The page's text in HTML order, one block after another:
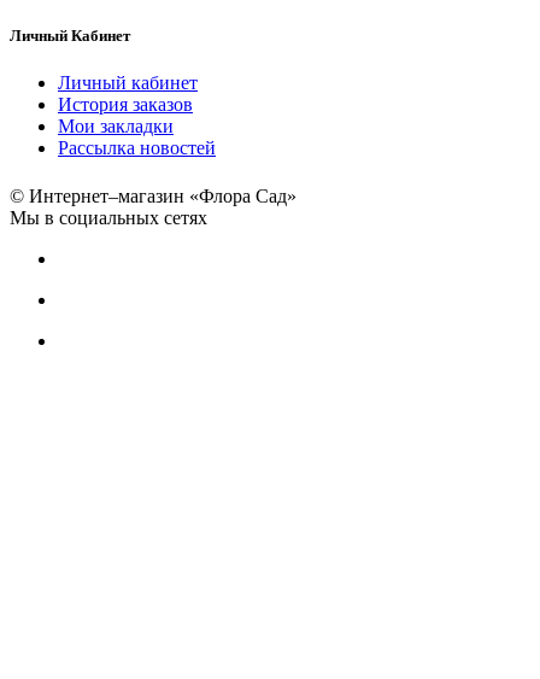
Личный Кабинет
Личный кабинет
История заказов
Мои закладки
Рассылка новостей
© Интернет–магазин «Флора Сад»
Мы в социальных сетях